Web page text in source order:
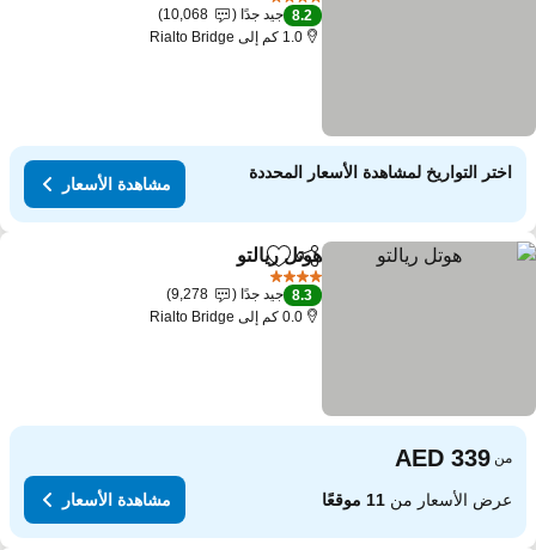
8.2 جيد جدًا
10,068
1.0 كم إلى Rialto Bridge
اختر التواريخ لمشاهدة الأسعار المحددة
مشاهدة الأسعار
مشاركةAdd to favorites
هوتل ريالتو
8.3 جيد جدًا
9,278
0.0 كم إلى Rialto Bridge
من
عرض الأسعار من11 موقعًا مشاهدة الأسعار